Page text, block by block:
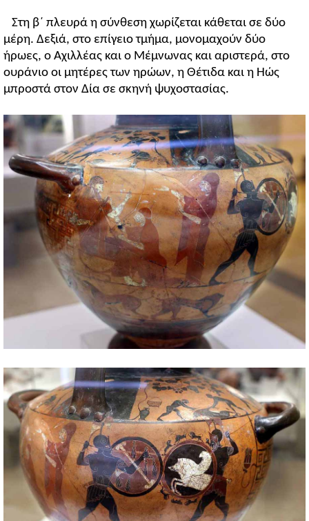
Στη β΄ πλευρά η σύνθεση χωρίζεται κάθεται σε δύο
μέρη. Δεξιά, στο επίγειο τμήμα, μονομαχούν δύο
ήρωες, ο Αχιλλέας και ο Μέμνωνας και αριστερά, στο
ουράνιο οι μητέρες των ηρώων, η Θέτιδα και η Ηώς
μπροστά στον Δία σε σκηνή ψυχοστασίας.